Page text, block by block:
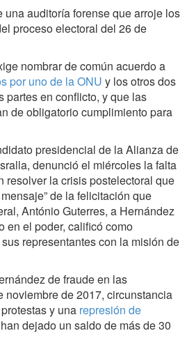
una auditoría forense que arroje los
proceso electoral del 26 de
nombrar de común acuerdo a
por uno de la ONU y los otros dos
partes en conflicto, y que las
de obligatorio cumplimiento para
presidencial de la Alianza de
denunció el miércoles la falta
resolver la crisis postelectoral que
de la felicitación que
António Guterres, a Hernández
en el poder, calificó como
sus representantes con la misión de
de fraude en las
noviembre de 2017, circunstancia
y una represión de
dejado un saldo de más de 30